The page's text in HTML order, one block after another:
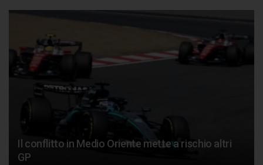
Il conflitto in Medio Oriente mette a rischio altri
GP